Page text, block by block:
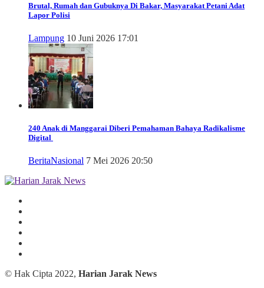
Brutal, Rumah dan Gubuknya Di Bakar, Masyarakat Petani Adat
Lapor Polisi
Lampung 10 Juni 2026 17:01
240 Anak di Manggarai Diberi Pemahaman Bahaya Radikalisme
Digital
BeritaNasional 7 Mei 2026 20:50
© Hak Cipta 2022, Harian Jarak News